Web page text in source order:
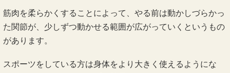
筋肉を柔らかくすることによって、やる前は動かしづらかっ
た関節が、少しずつ動かせる範囲が広がっていくというもの
があります。
スポーツをしている方は身体をより大きく使えるようにな